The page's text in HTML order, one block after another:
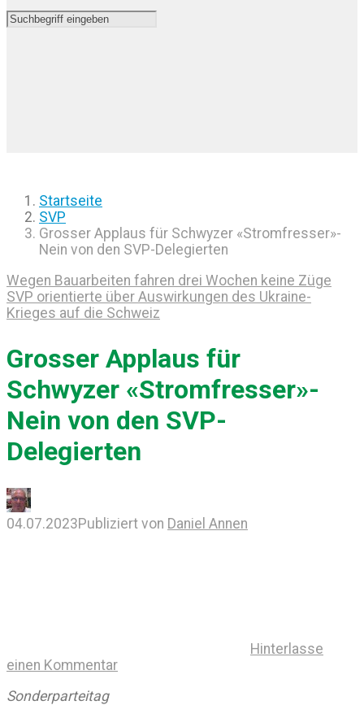
Startseite
SVP
Grosser Applaus für Schwyzer «Stromfresser»-
Nein von den SVP-Delegierten
Wegen Bauarbeiten fahren drei Wochen keine Züge
SVP orientierte über Auswirkungen des Ukraine-
Krieges auf die Schweiz
Grosser Applaus für
Schwyzer «Stromfresser»-
Nein von den SVP-
Delegierten
04.07.2023Publiziert von Daniel Annen
Hinterlasse
einen Kommentar
Sonderparteitag